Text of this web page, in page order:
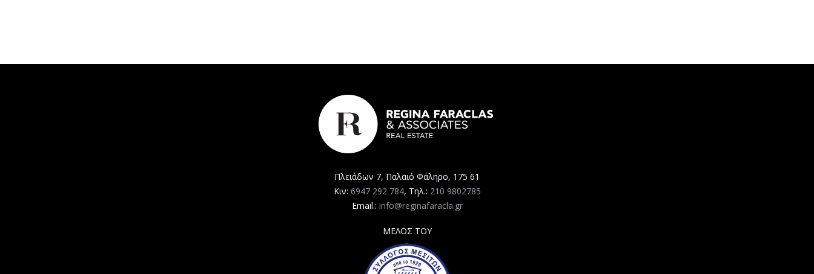
Πλειάδων 7, Παλαιό Φάληρο, 175 61
Κιν: 6947 292 784, Τηλ.: 210 9802785
Email.: info@reginafaracla.gr
ΜΕΛΟΣ ΤΟΥ